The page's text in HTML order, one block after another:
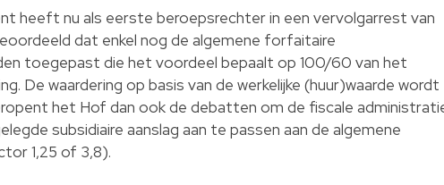
heeft nu als eerste beroepsrechter in een vervolgarrest van
dat enkel nog de algemene forfaitaire
toegepast die het voordeel bepaalt op 100/60 van het
De waardering op basis van de werkelijke (huur)waarde wordt
het Hof dan ook de debatten om de fiscale
subsidiaire aanslag aan te passen aan de algemene
1,25 of 3,8).